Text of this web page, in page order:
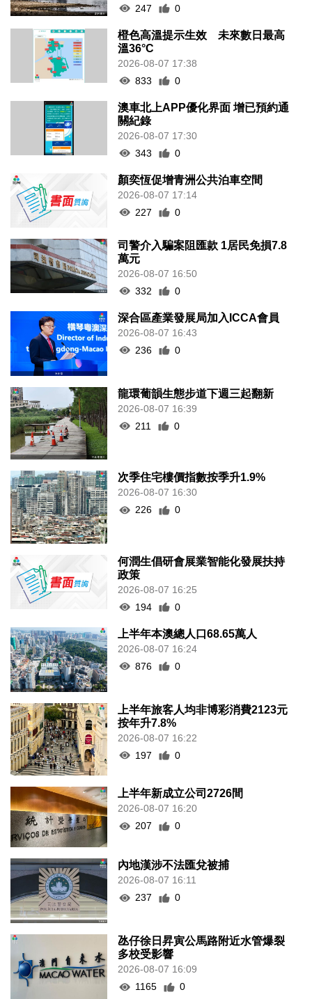
247 0
橙色高溫提示生效 未來數日最高
溫36°C
2026-08-07 17:38
833
0
澳車北上APP優化界面 增已預約通
關紀錄
2026-08-07 17:30
343
0
顏奕恆促增青洲公共泊車空間
2026-08-07 17:14
227
0
司警介入騙案阻匯款 1居民免損7.8
萬元
2026-08-07 16:50
332
0
深合區產業發展局加入ICCA會員
2026-08-07 16:43
236
0
龍環葡韻生態步道下週三起翻新
2026-08-07 16:39
211
0
次季住宅樓價指數按季升1.9%
2026-08-07 16:30
226
0
何潤生倡研會展業智能化發展扶持
政策
2026-08-07 16:25
194
0
上半年本澳總人口68.65萬人
2026-08-07 16:24
876
0
上半年旅客人均非博彩消費2123元
按年升7.8%
2026-08-07 16:22
197
0
上半年新成立公司2726間
2026-08-07 16:20
207
0
內地漢涉不法匯兌被捕
2026-08-07 16:11
237
0
氹仔徐日昇寅公馬路附近水管爆裂
多校受影響
2026-08-07 16:09
1165
0